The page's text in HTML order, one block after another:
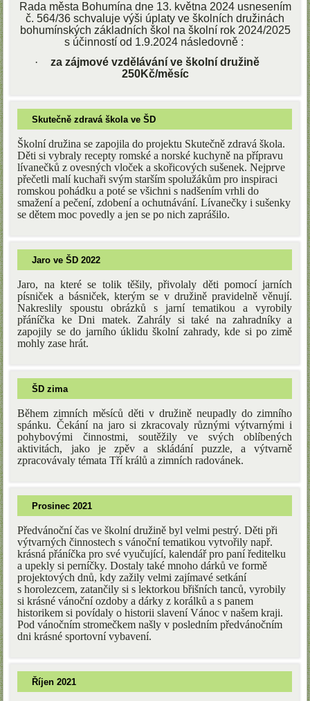
Rada města Bohumína dne 13. května 2024 usnesením
č. 564/36 schvaluje výši úplaty ve školních družinách
bohumínských základních škol na školní rok 2024/2025
s účinností od 1.9.2024 následovně :
·
za zájmové vzdělávání ve školní družině
250Kč/měsíc
Skutečně zdravá škola ve ŠD
Školní družina se zapojila do projektu Skutečně zdravá škola.
Děti si vybraly recepty romské a norské kuchyně na přípravu
lívanečků z ovesných vloček a skořicových sušenek. Nejprve
přečetli malí kuchaři svým starším spolužákům pro inspiraci
romskou pohádku a poté se všichni s nadšením vrhli do
smažení a pečení, zdobení a ochutnávání. Lívanečky i sušenky
se dětem moc povedly a jen se po nich zaprášilo.
Jaro ve ŠD 2022
Jaro, na které se tolik těšily, přivolaly děti pomocí jarních
písniček a básniček, kterým se v družině pravidelně věnují.
Nakreslily spoustu obrázků s jarní tematikou a vyrobily
přáníčka ke Dni matek. Zahrály si také na zahradníky a
zapojily se do jarního úklidu školní zahrady, kde si po zimě
mohly zase hrát.
ŠD zima
Během zimních měsíců děti v družině neupadly do zimního
spánku. Čekání na jaro si zkracovaly různými výtvarnými i
pohybovými činnostmi, soutěžily ve svých oblíbených
aktivitách, jako je zpěv a skládání puzzle, a výtvarně
zpracovávaly témata Tří králů a zimních radovánek.
Prosinec 2021
Předvánoční čas ve školní družině byl velmi pestrý. Děti při
výtvarných činnostech s vánoční tematikou vytvořily např.
krásná přáníčka pro své vyučující, kalendář pro paní ředitelku
a upekly si perníčky. Dostaly také mnoho dárků ve formě
projektových dnů, kdy zažily velmi zajímavé setkání
s horolezcem, zatančily si s lektorkou břišních tanců, vyrobily
si krásné vánoční ozdoby a dárky z korálků a s panem
historikem si povídaly o historii slavení Vánoc v našem kraji.
Pod vánočním stromečkem našly v posledním předvánočním
dni krásné sportovní vybavení.
Říjen 2021